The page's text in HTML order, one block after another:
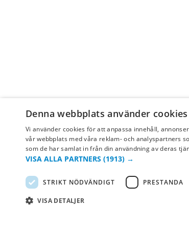
Få hjälp
Köpvillkor
Returer & byten
Vanliga frågor
Denna webbplats använder cookies
Vi använder cookies för att anpassa innehåll,
vår webbplats med våra reklam- och analyspartners
som de har samlat in från din användning av deras
VISA ALLA PARTNERS (1913) →
STRIKT NÖDVÄNDIGT PRESTANDA
VISA DETALJER